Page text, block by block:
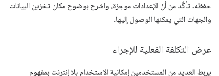
حفظه. تأكَّد من أنّ الإعدادات موجزة، واشرح بوضوح مكان تخزين البيانات
والجهات التي يمكنها الوصول إليها.
عرض التكلفة الفعلية للإجراء
يربط العديد من المستخدمين إمكانية الاستخدام بلا إنترنت بمفهوم